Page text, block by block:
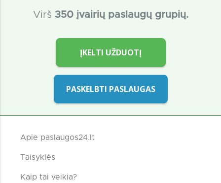
Virš 350 įvairių paslaugų grupių.
ĮKELTI UŽDUOTĮ
PASKELBTI PASLAUGAS
Apie paslaugos24.lt
Taisyklės
Kaip tai veikia?